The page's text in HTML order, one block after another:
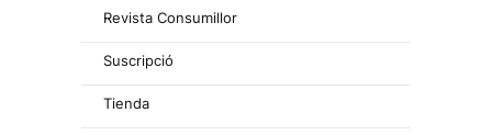
Revista Consumillor
Suscripció
Tienda